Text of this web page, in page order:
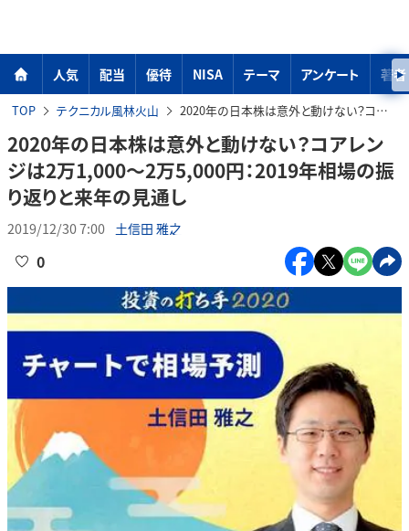
人気 配当 優待 NISA テーマ アンケート 著者
TOP テクニカル風林火山 2020年の日本株は意外と動けない？コアレンジは2万1,000～2万5,000円：2019年相場の振り返りと来年の見通し
2020年の日本株は意外と動けない？コアレン
ジは2万1,000～2万5,000円：2019年相場の振
り返りと来年の見通し
2019/12/30 7:00 土信田 雅之
0